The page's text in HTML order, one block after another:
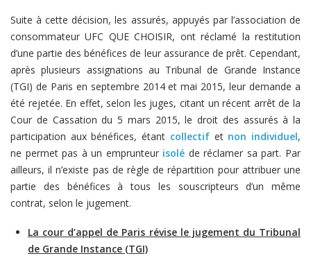
Suite à cette décision, les assurés, appuyés par l’association de
consommateur UFC QUE CHOISIR, ont réclamé la restitution
d’une partie des bénéfices de leur assurance de prêt. Cependant,
après plusieurs assignations au Tribunal de Grande Instance
(TGI) de Paris en septembre 2014 et mai 2015, leur demande a
été rejetée. En effet, selon les juges, citant un récent arrêt de la
Cour de Cassation du 5 mars 2015, le droit des assurés à la
participation aux bénéfices, étant collectif etnon individuel,
ne permet pas à un emprunteur isolé de réclamer sa part. Par
ailleurs, il n’existe pas de règle de répartition pour attribuer une
partie des bénéfices à tous les souscripteurs d’un même
contrat, selon le jugement.
La cour d’appel de Paris révise le jugement du Tribunal
de Grande Instance (TGI)